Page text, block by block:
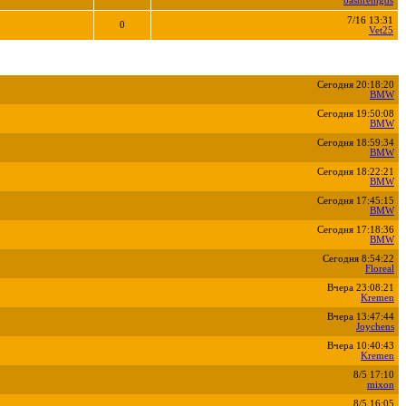
0
7/16 13:31
Vet25
Сегодня 20:18:20
BMW
Сегодня 19:50:08
BMW
Сегодня 18:59:34
BMW
Сегодня 18:22:21
BMW
Сегодня 17:45:15
BMW
Сегодня 17:18:36
BMW
Сегодня 8:54:22
Floreal
Вчера 23:08:21
Kremen
Вчера 13:47:44
Joychens
Вчера 10:40:43
Kremen
8/5 17:10
mixon
8/5 16:05